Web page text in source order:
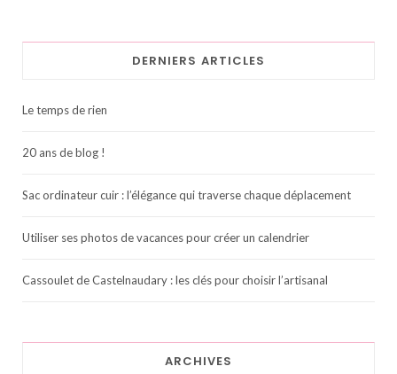
DERNIERS ARTICLES
Le temps de rien
20 ans de blog !
Sac ordinateur cuir : l’élégance qui traverse chaque déplacement
Utiliser ses photos de vacances pour créer un calendrier
Cassoulet de Castelnaudary : les clés pour choisir l’artisanal
ARCHIVES